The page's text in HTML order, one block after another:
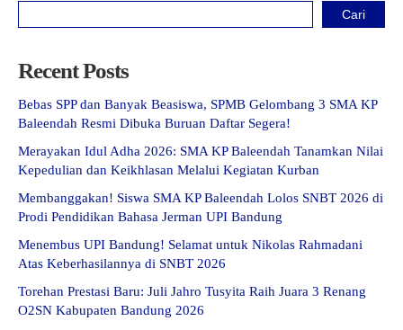
Cari
Recent Posts
Bebas SPP dan Banyak Beasiswa, SPMB Gelombang 3 SMA KP
Baleendah Resmi Dibuka Buruan Daftar Segera!
Merayakan Idul Adha 2026: SMA KP Baleendah Tanamkan Nilai
Kepedulian dan Keikhlasan Melalui Kegiatan Kurban
Membanggakan! Siswa SMA KP Baleendah Lolos SNBT 2026 di
Prodi Pendidikan Bahasa Jerman UPI Bandung
Menembus UPI Bandung! Selamat untuk Nikolas Rahmadani
Atas Keberhasilannya di SNBT 2026
Torehan Prestasi Baru: Juli Jahro Tusyita Raih Juara 3 Renang
O2SN Kabupaten Bandung 2026